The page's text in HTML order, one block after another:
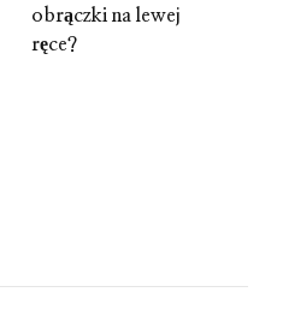
obrączki na lewej
ręce?